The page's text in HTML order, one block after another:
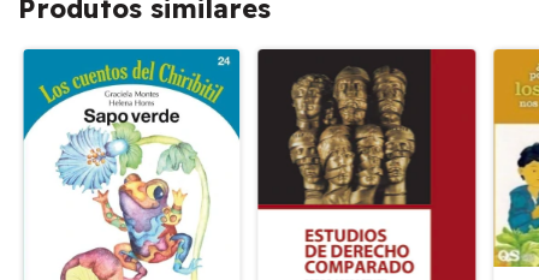
Produtos similares